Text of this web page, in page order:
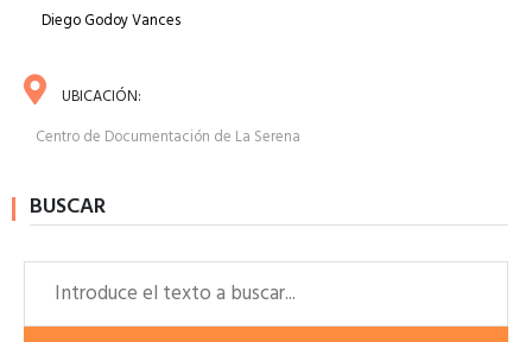
Diego Godoy Vances
UBICACIÓN:
Centro de Documentación de La Serena
BUSCAR